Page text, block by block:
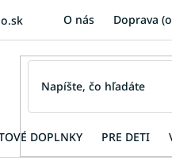
O nás Doprava
DOPLNKY PRE DETI